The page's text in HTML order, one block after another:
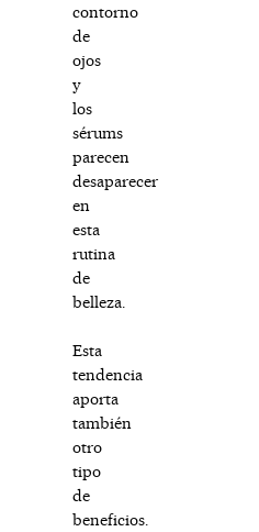
contorno
de
ojos
y
los
sérums
parecen
desaparecer
en
esta
rutina
de
belleza.
Esta
tendencia
aporta
también
otro
tipo
de
beneficios.